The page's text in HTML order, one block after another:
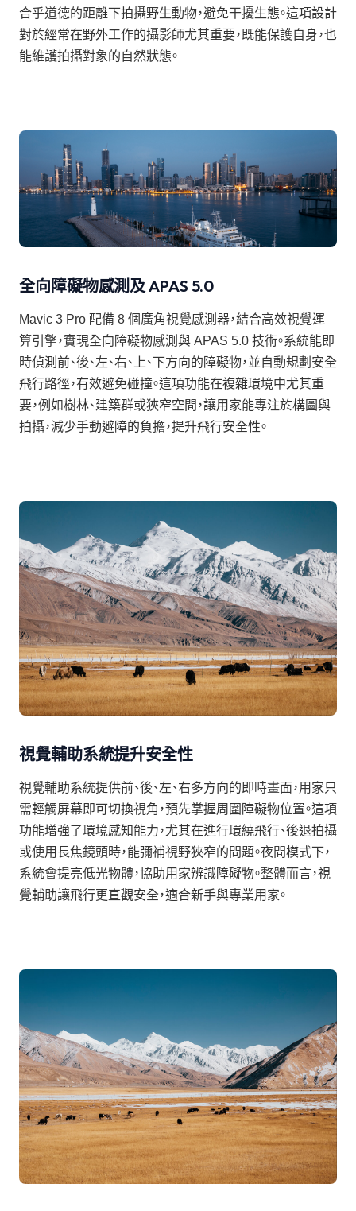
合乎道德的距離下拍攝野生動物，避免干擾生態。這項設計
對於經常在野外工作的攝影師尤其重要，既能保護自身，也
能維護拍攝對象的自然狀態。
全向障礙物感測及 APAS 5.0
Mavic 3 Pro 配備 8 個廣角視覺感測器，結合高效視覺運
算引擎，實現全向障礙物感測與 APAS 5.0 技術。系統能即
時偵測前、後、左、右、上、下方向的障礙物，並自動規劃安全
飛行路徑，有效避免碰撞。這項功能在複雜環境中尤其重
要，例如樹林、建築群或狹窄空間，讓用家能專注於構圖與
拍攝，減少手動避障的負擔，提升飛行安全性。
視覺輔助系統提升安全性
視覺輔助系統提供前、後、左、右多方向的即時畫面，用家只
需輕觸屏幕即可切換視角，預先掌握周圍障礙物位置。這項
功能增強了環境感知能力，尤其在進行環繞飛行、後退拍攝
或使用長焦鏡頭時，能彌補視野狹窄的問題。夜間模式下，
系統會提亮低光物體，協助用家辨識障礙物。整體而言，視
覺輔助讓飛行更直觀安全，適合新手與專業用家。